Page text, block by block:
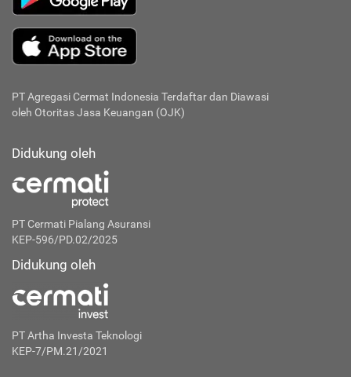
PT Agregasi Cermat Indonesia Terdaftar dan Diawasi
oleh Otoritas Jasa Keuangan (OJK)
Didukung oleh
PT Cermati Pialang Asuransi
KEP-596/PD.02/2025
Didukung oleh
PT Artha Investa Teknologi
KEP-7/PM.21/2021